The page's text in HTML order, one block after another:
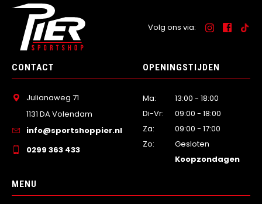
Volg ons via:
CONTACT
Julianaweg 71
1131 DA Volendam
info@sportshoppier.nl
0299 363 433
OPENINGSTIJDEN
Ma:
13:00 - 18:00
Di-Vr:
09:00 - 18:00
Za:
09:00 - 17:00
Zo:
Gesloten
Koopzondagen
MENU